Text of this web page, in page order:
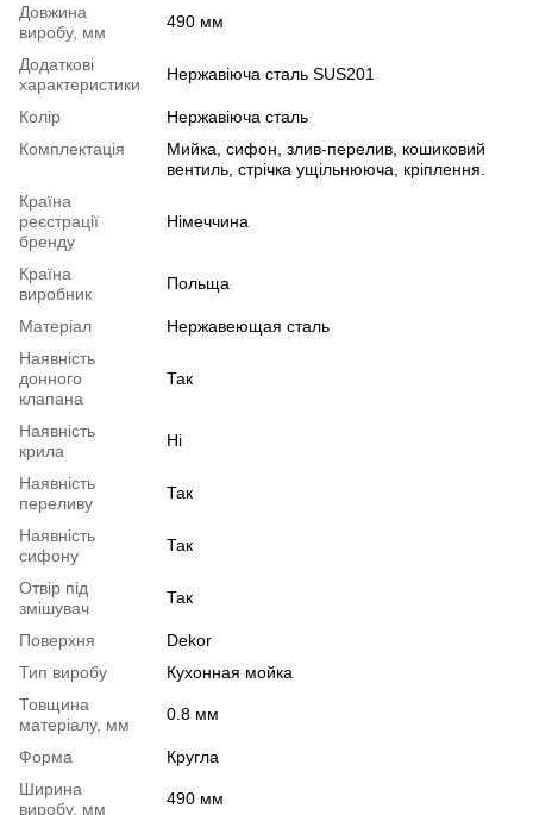
Довжина
виробу, мм
490 мм
Додаткові
характеристики
Нержавіюча сталь SUS201
Колір
Нержавіюча сталь
Комплектація
Мийка, сифон, злив-перелив, кошиковий
вентиль, стрічка ущільнююча, кріплення.
Країна
реєстрації
бренду
Німеччина
Країна
виробник
Польща
Матеріал
Нержавеющая сталь
Наявність
донного
клапана
Так
Наявність
крила
Ні
Наявність
переливу
Так
Наявність
сифону
Так
Отвір під
змішувач
Так
Поверхня
Dekor
Тип виробу
Кухонная мойка
Товщина
матеріалу, мм
0.8 мм
Форма
Кругла
Ширина
виробу, мм
490 мм